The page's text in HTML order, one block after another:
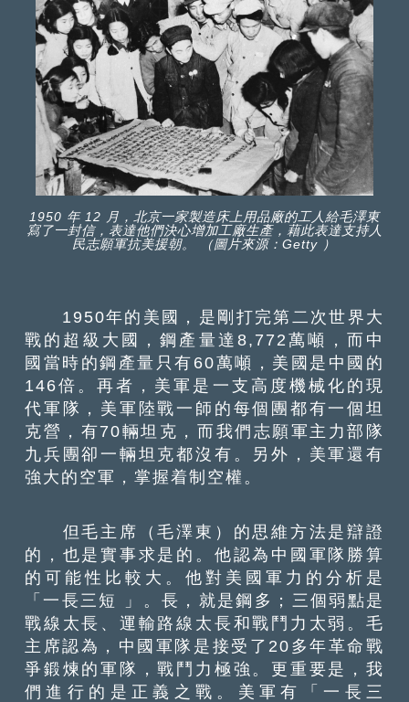
1950 年 12 月，北京一家製造床上用品廠的工人給毛澤東
寫了一封信，表達他們決心增加工廠生產，藉此表達支持人
民志願軍抗美援朝。 （圖片來源：Getty ）
1950年的美國，是剛打完第二次世界大
戰的超級大國，鋼產量達8,772萬噸，而中
國當時的鋼產量只有60萬噸，美國是中國的
146倍。再者，美軍是一支高度機械化的現
代軍隊，美軍陸戰一師的每個團都有一個坦
克營，有70輛坦克，而我們志願軍主力部隊
九兵團卻一輛坦克都沒有。另外，美軍還有
強大的空軍，掌握着制空權。
但毛主席（毛澤東）的思維方法是辯證
的，也是實事求是的。他認為中國軍隊勝算
的可能性比較大。他對美國軍力的分析是
「一長三短 」。長，就是鋼多；三個弱點是
戰線太長、運輸路線太長和戰鬥力太弱。毛
主席認為，中國軍隊是接受了20多年革命戰
爭鍛煉的軍隊，戰鬥力極強。更重要是，我
們進行的是正義之戰。美軍有「一長三